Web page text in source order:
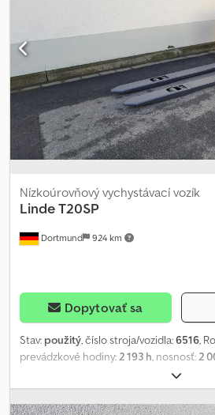
Dortmund 924 km
Nízkoúrovňový vychystávací vozík
LindeT20SP
Dopytovať sa
Stav: použitý, číslo stroja/vozidla:6516,
prevádzkové hodiny:2 193 h, nosnosť:2
, typ stožiara:
výška:1 200 mm, Device details: Year of
capacity: 2000 kg Lift height: 200 mm